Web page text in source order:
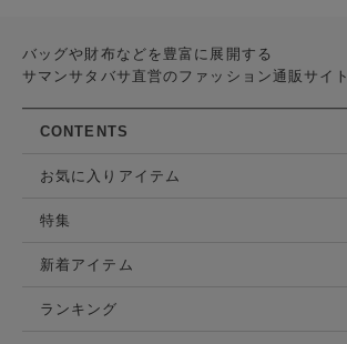
バッグや財布などを豊富に展開する
サマンサタバサ直営のファッション通販サイト
CONTENTS
お気に入りアイテム
特集
新着アイテム
ランキング